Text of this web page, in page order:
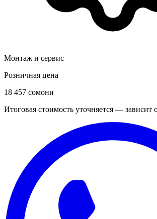
Монтаж и сервис
Розничная цена
18 457 сомони
Итоговая стоимость уточняется — зависит